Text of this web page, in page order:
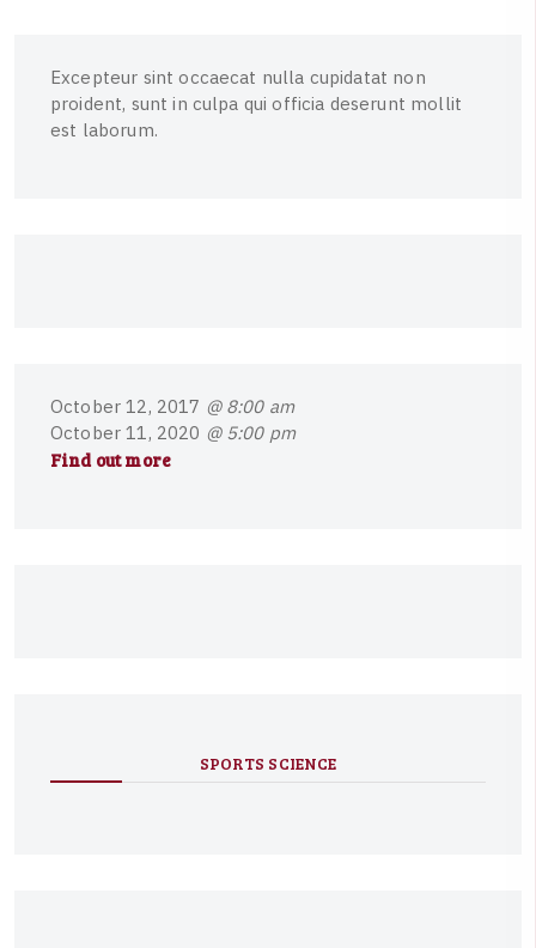
Excepteur sint occaecat nulla cupidatat non
proident, sunt in culpa qui officia deserunt mollit
est laborum.
October 12, 2017 @ 8:00 am
October 11, 2020 @ 5:00 pm
Find out more
SPORTS SCIENCE